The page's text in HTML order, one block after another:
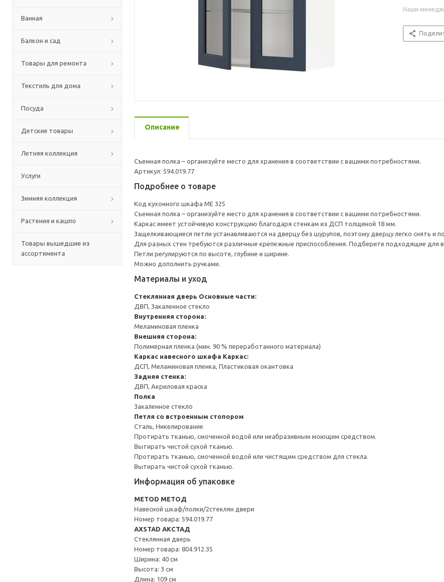
Ванная
Балкон и сад
Товары для ремонта
Текстиль для дома
Посуда
Детские товары
Летняя коллекция
Услуги
Зимняя коллекция
Растения и кашпо
Товары вышедшие из
ассортимента
Наши
Описание
Съемная полка – организуйте место для хранения в соответствии с вашими потребностями.
Артикул: 594.019.77
Подробнее о товаре
Код кухонного шкафа ME 325
Съемная полка – организуйте место для хранения в соответствии с вашими потребностями.
Каркас имеет устойчивую конструкцию благодаря стенкам из ДСП толщиной 18 мм.
Защелкивающиеся петли устанавливаются на дверцу без шурупов, поэтому дверцу легко снять и
Для разных стен требуются различные крепежные приспособления. Подберите подходящие для
Петли регулируются по высоте, глубине и ширине.
Можно дополнить ручками.
Материалы и уход
Стеклянная дверь Основные части:
ДВП, Закаленное стекло
Внутренняя сторона:
Меламиновая пленка
Внешняя сторона:
Полимерная пленка (мин. 90 % переработанного материала)
Каркас навесного шкафа Каркас:
ДСП, Меламиновая пленка, Пластиковая окантовка
Задняя стенка:
ДВП, Акриловая краска
Полка
Закаленное стекло
Петля со встроенным стопором
Сталь, Никелирование
Протирать тканью, смоченной водой или неабразивным моющим средством.
Вытирать чистой сухой тканью.
Протирать тканью, смоченной водой или чистящим средством для стекла.
Вытирать чистой сухой тканью.
Информация об упаковке
METOD МЕТОД
Навесной шкаф/полки/2стеклян двери
Номер товара: 594.019.77
AXSTAD АКСТАД
Стеклянная дверь
Номер товара: 804.912.35
Ширина: 40 см
Высота: 3 см
Длина: 109 см